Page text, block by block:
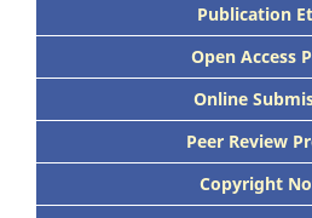
Publication
Open Access
Online
Peer Review
Copyright